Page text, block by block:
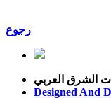
رجوع
الشرق العربي
Designed And